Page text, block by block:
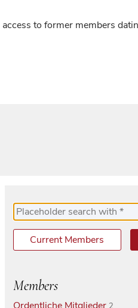
to former members
Current Members
Members
Ordentliche Mitglieder